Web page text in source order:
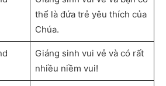
thể là đứa trẻ yêu thích của
Chúa.
Giáng sinh vui vẻ và có rất
nhiều niềm vui!